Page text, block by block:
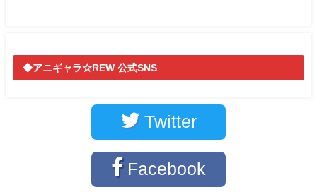
◆アニギャラ☆REW 公式SNS
Twitter
Facebook